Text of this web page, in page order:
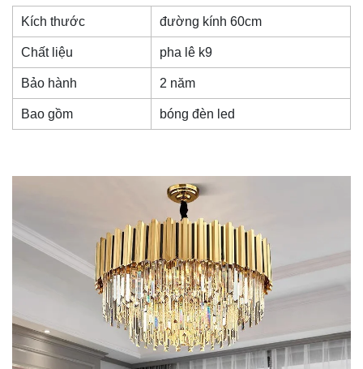
Kích thước đường kính 60cm
Chất liệu pha lê k9
Bảo hành 2 năm
Bao gồm bóng đèn led